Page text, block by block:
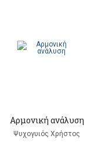
Αρμονική ανάλυση
Ψυχογυιός Χρήστος